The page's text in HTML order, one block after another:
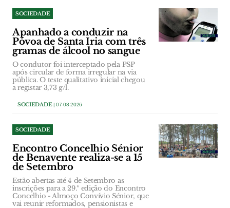
SOCIEDADE
Apanhado a conduzir na
Póvoa de Santa Iria com três
gramas de álcool no sangue
O condutor foi interceptado pela PSP
após circular de forma irregular na via
pública. O teste qualitativo inicial chegou
a registar 3,73 g/l.
SOCIEDADE| 07-08-2026
SOCIEDADE
Encontro Concelhio Sénior
de Benavente realiza-se a 15
de Setembro
Estão abertas até 4 de Setembro as
inscrições para a 29.ª edição do Encontro
Concelhio - Almoço Convívio Sénior, que
vai reunir reformados, pensionistas e